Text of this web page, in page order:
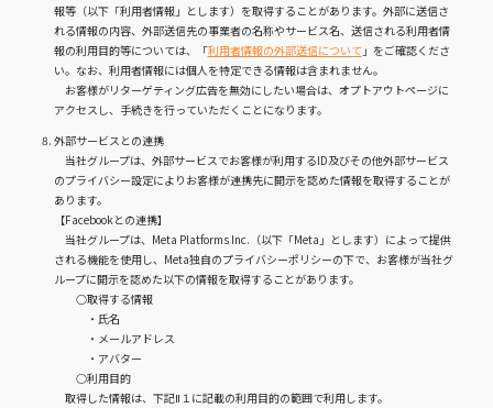
報等（以下「利用者情報」とします）を取得することがあります。外部に送信さ
れる情報の内容、外部送信先の事業者の名称やサービス名、送信される利用者情
報の利用目的等については、「利用者情報の外部送信について 」をご確認くださ
い。なお、利用者情報には個人を特定できる情報は含まれません。
お客様がリターゲティング広告を無効にしたい場合は、オプトアウトページに
アクセスし、手続きを行っていただくことになります。
外部サービスとの連携
当社グループは、外部サービスでお客様が利用するID及びその他外部サービス
のプライバシー設定によりお客様が連携先に開示を認めた情報を取得することが
あります。
【Facebookとの連携】
当社グループは、Meta Platforms Inc.（以下「Meta」とします）によって提供
される機能を使用し、Meta独自のプライバシーポリシーの下で、お客様が当社グ
ループに開示を認めた以下の情報を取得することがあります。
○取得する情報
・氏名
・メールアドレス
・アバター
○利用目的
取得した情報は、下記Ⅱ１に記載の利用目的の範囲で利用します。